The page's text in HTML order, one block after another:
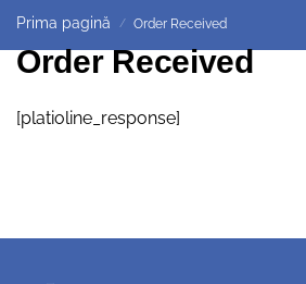
Prima pagină / Order Received
Order Received
[platioline_response]